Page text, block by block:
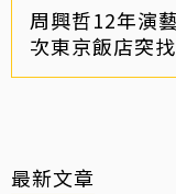
周興哲12年演
次東京飯店突
最新文章